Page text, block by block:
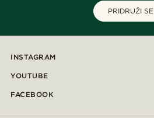
PRIDRUŽI SE
INSTAGRAM
YOUTUBE
FACEBOOK